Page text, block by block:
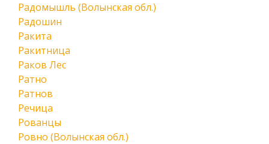
Радомышль (Волынская обл.)
Радошин
Ракита
Ракитница
Раков Лес
Ратно
Ратнов
Речица
Рованцы
Ровно (Волынская обл.)